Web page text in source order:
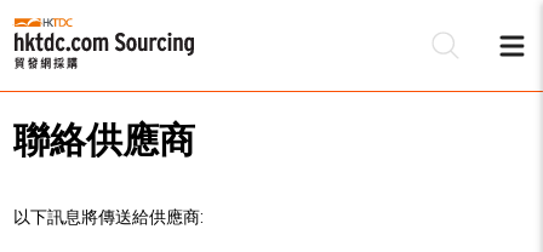
聯絡供應商
以下訊息將傳送給供應商: